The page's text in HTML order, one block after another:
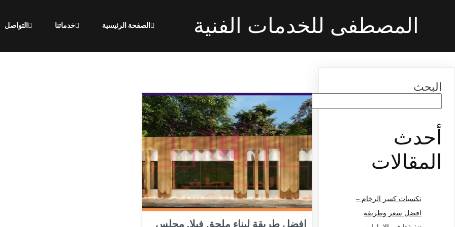
المصطفى للخدمات الفنية الصفحة الرئيسية خدماتنا التواصل
افضل طريقة لبناء ملحق فيلا, مجلس
البحث
البحث
أحدث
المقالات
تكسيات كسر الرخام –
افضل سعر وطريقة